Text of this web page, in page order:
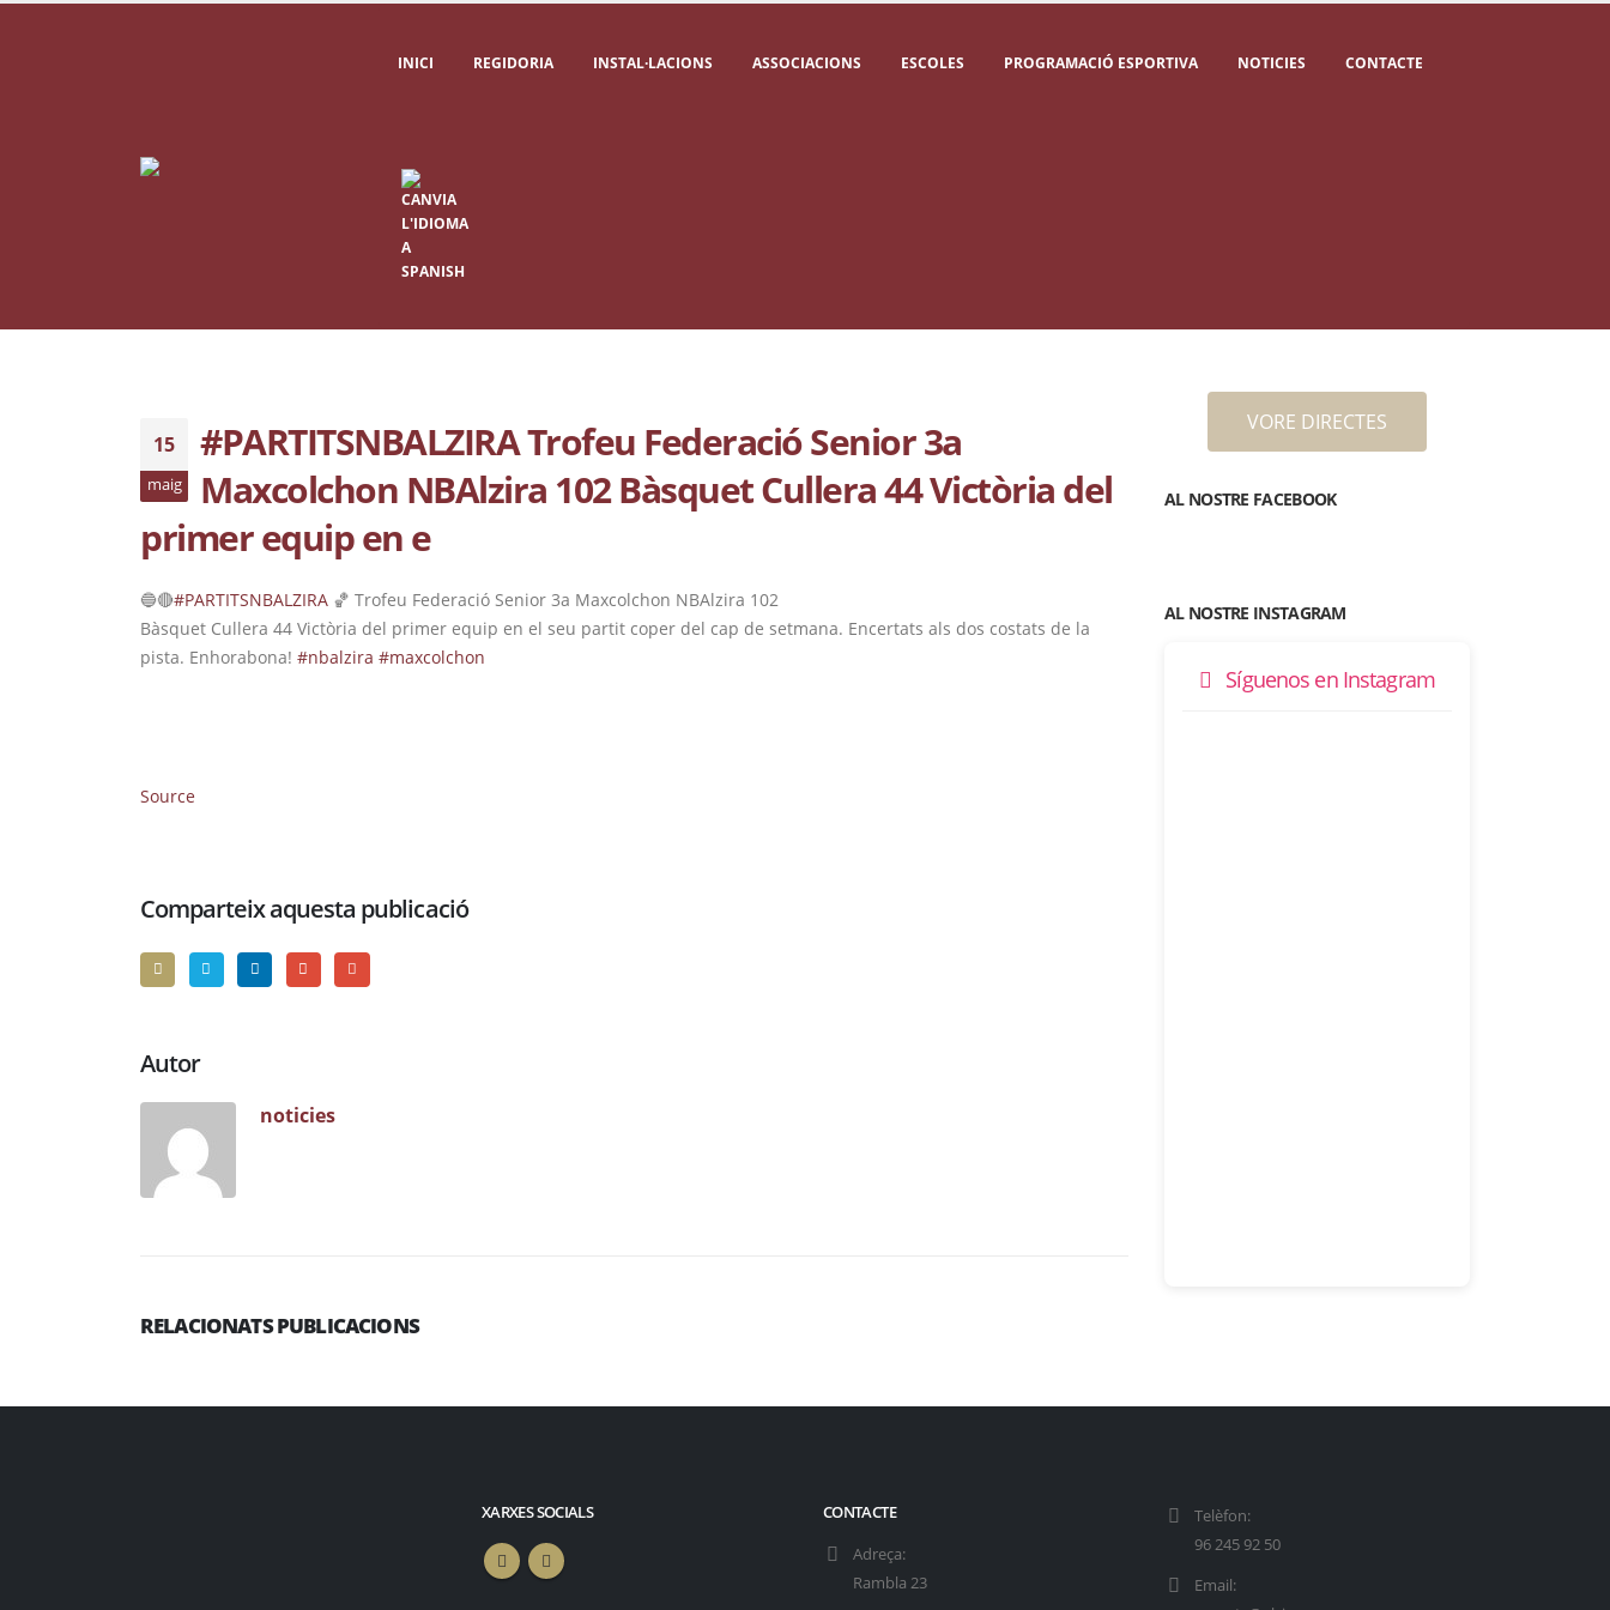
INICI REGIDORIA INSTAL·LACIONS ASSOCIACIONS ESCOLES PROGRAMACIÓ ESPORTIVA NOTICIES CONTACTE
15
maig
#PARTITSNBALZIRA Trofeu Federació Senior 3a
Maxcolchon NBAlzira 102 Bàsquet Cullera 44 Victòria del
primer equip en e
🔵🔴#PARTITSNBALZIRA 🏀 Trofeu Federació Senior 3a Maxcolchon NBAlzira 102
Bàsquet Cullera 44 Victòria del primer equip en el seu partit coper del cap de setmana. Encertats als dos costats de la
pista. Enhorabona! #nbalzira #maxcolchon
Source
Comparteix aquesta publicació
Autor
noticies
RELACIONATS PUBLICACIONS
VORE DIRECTES
AL NOSTRE FACEBOOK
AL NOSTRE INSTAGRAM
Síguenos en Instagram
XARXES SOCIALS CONTACTE
Adreça:
Rambla 23
Telèfon:
96 245 92 50
Email: